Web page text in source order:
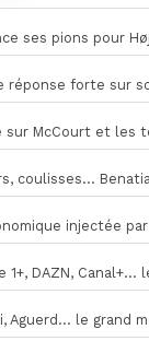
réponse forte sur
sur McCourt et les